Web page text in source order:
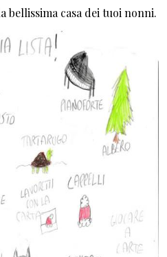
bellissima casa dei tuoi nonni.